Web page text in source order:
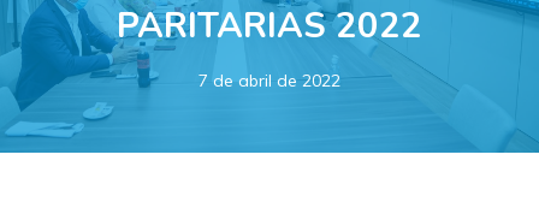
PARITARIAS 2022
7 de abril de 2022